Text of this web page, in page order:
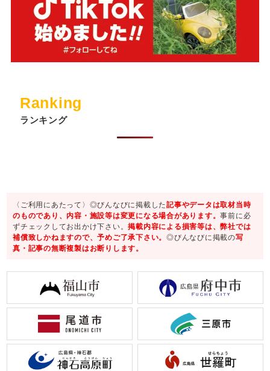
Ranking
ランキング
〈ご利用にあたって〉◎びんなびに掲載した記事やデータは取材当時
のものであり、内容・施設等は変更になる場合があります。事前に必
ずチェックしてお出かけ下さい。掲載内容による損害等は、弊社では
補償致しかねますので、予めご了承下さい。◎びんなびに掲載の写
真・記事の無断複製はお断りします。